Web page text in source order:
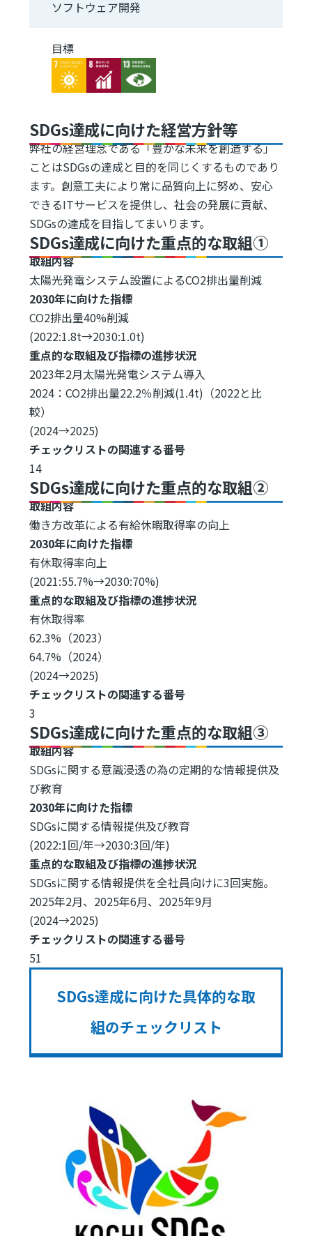
ソフトウェア開発
目標
Image Image Image
SDGs達成に向けた経営方針等
弊社の経営理念である「豊かな未来を創造する」
ことはSDGsの達成と目的を同じくするものであり
ます。創意工夫により常に品質向上に努め、安心
できるITサービスを提供し、社会の発展に貢献、
SDGsの達成を目指してまいります。
SDGs達成に向けた重点的な取組①
取組内容
太陽光発電システム設置によるCO2排出量削減
2030年に向けた指標
CO2排出量40%削減
(2022:1.8t→2030:1.0t)
重点的な取組及び指標の進捗状況
2023年2月太陽光発電システム導入
2024：CO2排出量22.2％削減(1.4t)（2022と比
較）
(2024→2025)
チェックリストの関連する番号
14
SDGs達成に向けた重点的な取組②
取組内容
働き方改革による有給休暇取得率の向上
2030年に向けた指標
有休取得率向上
(2021:55.7%→2030:70%)
重点的な取組及び指標の進捗状況
有休取得率
62.3%（2023）
64.7%（2024）
(2024→2025)
チェックリストの関連する番号
3
SDGs達成に向けた重点的な取組③
取組内容
SDGsに関する意識浸透の為の定期的な情報提供及
び教育
2030年に向けた指標
SDGsに関する情報提供及び教育
(2022:1回/年→2030:3回/年)
重点的な取組及び指標の進捗状況
SDGsに関する情報提供を全社員向けに3回実施。
2025年2月、2025年6月、2025年9月
(2024→2025)
チェックリストの関連する番号
51
SDGs達成に向けた具体的な取
組のチェックリスト